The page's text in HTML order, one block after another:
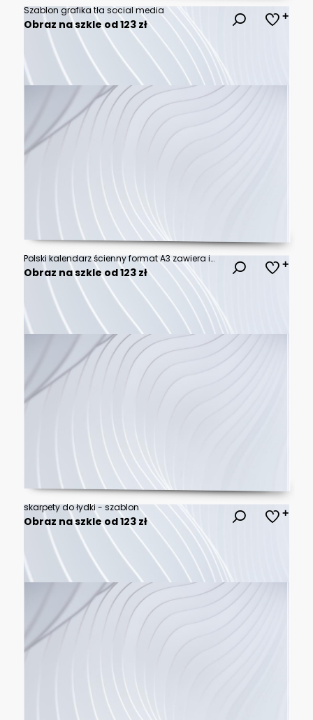
Szablon grafika tła social media
Obraz na szkle od 123 zł
Polski kalendarz ścienny format A3 zawiera imieniny i święta. Cztery miesiące Październik, Listopad, Grudzień i Styczeń 2019. Pozostałe w innych plikach
Obraz na szkle od 123 zł
skarpety do łydki - szablon
Obraz na szkle od 123 zł